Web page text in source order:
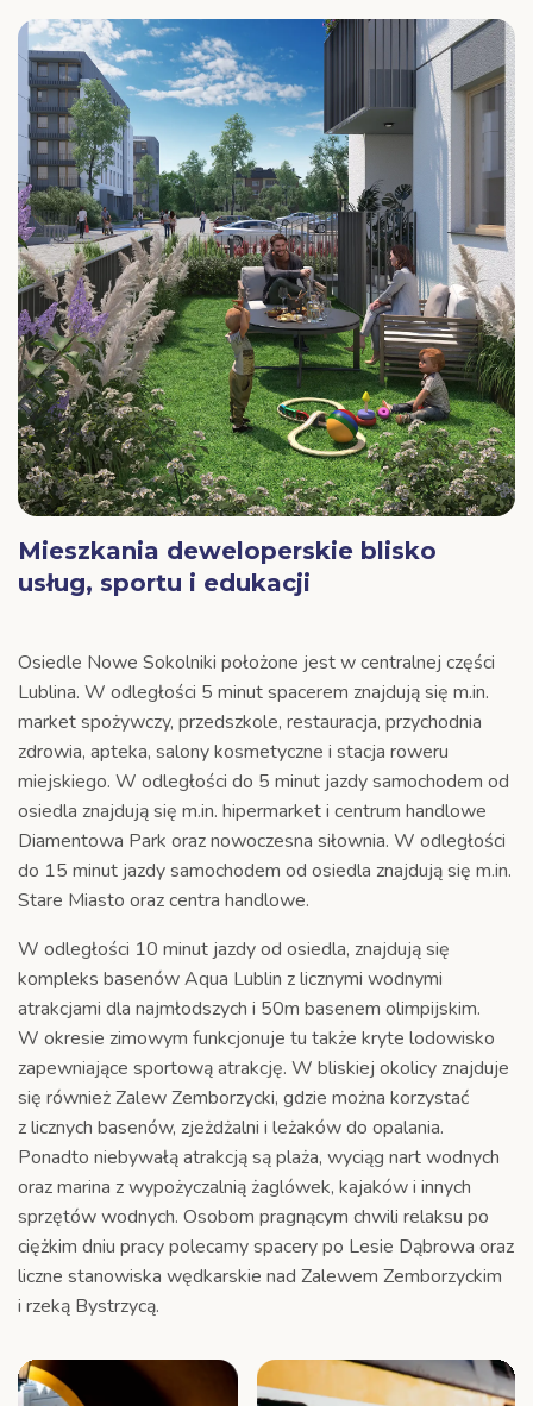
Mieszkania deweloperskie blisko
usług, sportu i edukacji
Osiedle Nowe Sokolniki położone jest w centralnej części
Lublina. W odległości 5 minut spacerem znajdują się m.in.
market spożywczy, przedszkole, restauracja, przychodnia
zdrowia, apteka, salony kosmetyczne i stacja roweru
miejskiego. W odległości do 5 minut jazdy samochodem od
osiedla znajdują się m.in. hipermarket i centrum handlowe
Diamentowa Park oraz nowoczesna siłownia. W odległości
do 15 minut jazdy samochodem od osiedla znajdują się m.in.
Stare Miasto oraz centra handlowe.
W odległości 10 minut jazdy od osiedla, znajdują się
kompleks basenów Aqua Lublin z licznymi wodnymi
atrakcjami dla najmłodszych i 50m basenem olimpijskim.
W okresie zimowym funkcjonuje tu także kryte lodowisko
zapewniające sportową atrakcję. W bliskiej okolicy znajduje
się również Zalew Zemborzycki, gdzie można korzystać
z licznych basenów, zjeżdżalni i leżaków do opalania.
Ponadto niebywałą atrakcją są plaża, wyciąg nart wodnych
oraz marina z wypożyczalnią żaglówek, kajaków i innych
sprzętów wodnych. Osobom pragnącym chwili relaksu po
ciężkim dniu pracy polecamy spacery po Lesie Dąbrowa oraz
liczne stanowiska wędkarskie nad Zalewem Zemborzyckim
i rzeką Bystrzycą.